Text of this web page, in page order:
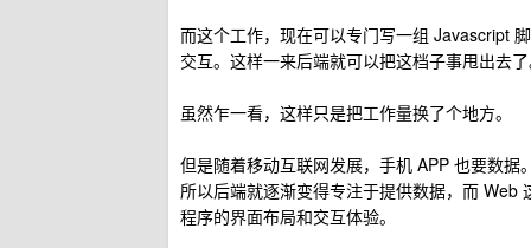
而这个工作，现在可以专门写一组 Javascript
交互。这样一来后端就可以把这档子事甩出去
虽然乍一看，这样只是把工作量换了个地方。
但是随着移动互联网发展，手机 APP 也要数
所以后端就逐渐变得专注于提供数据，而 Web
程序的界面布局和交互体验。